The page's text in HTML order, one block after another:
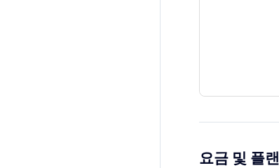
요금 및 플랜